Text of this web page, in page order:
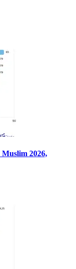
suara berbanding
Spanyol
yang hanya
Spanyol unggul
28%.
kampung
Adapun di benua
Spanyol tetap
47% untuk
Dunia 2026: Gol
Roja Juara Dunia